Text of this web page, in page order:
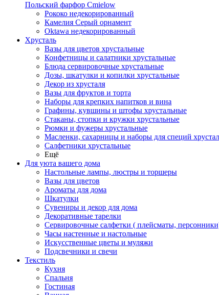
Польский фарфор Сmielow
Рококо недекорированный
Камелия Серый орнамент
Oktawa недекорированный
Хрусталь
Вазы для цветов хрустальные
Конфетницы и салатники хрустальные
Блюда сервировочные хрустальные
Дозы, шкатулки и копилки хрустальные
Декор из хрусталя
Вазы для фруктов и торта
Наборы для крепких напитков и вина
Графины, кувшины и штофы хрустальные
Стаканы, стопки и кружки хрустальные
Рюмки и фужеры хрустальные
Масленки, сахарницы и наборы для специй
Салфетники хрустальные
Ещё
Для уюта вашего дома
Настольные лампы, люстры и торшеры
Вазы для цветов
Ароматы для дома
Шкатулки
Сувениры и декор для дома
Декоративные тарелки
Сервировочные салфетки ( плейсматы,
Часы настенные и настольные
Искусственные цветы и муляжи
Подсвечники и свечи
Текстиль
Кухня
Спальня
Гостиная